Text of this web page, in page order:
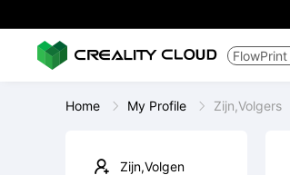
FlowPrint
Home My Profile Zijn,Volgers
Zijn,Volgen